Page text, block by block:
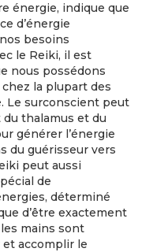
énergie, indique que
d’énergie
besoins
le Reiki, il est
nous possédons
la plupart des
Le surconscient peut
thalamus et du
générer l’énergie
du guérisseur vers
peut aussi
de
déterminé
d’être exactement
mains sont
et accomplir le